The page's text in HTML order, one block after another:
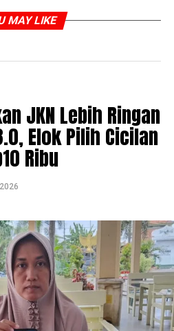
MAY LIKE
JKN Lebih Ringan
Elok Pilih Cicilan
Ribu